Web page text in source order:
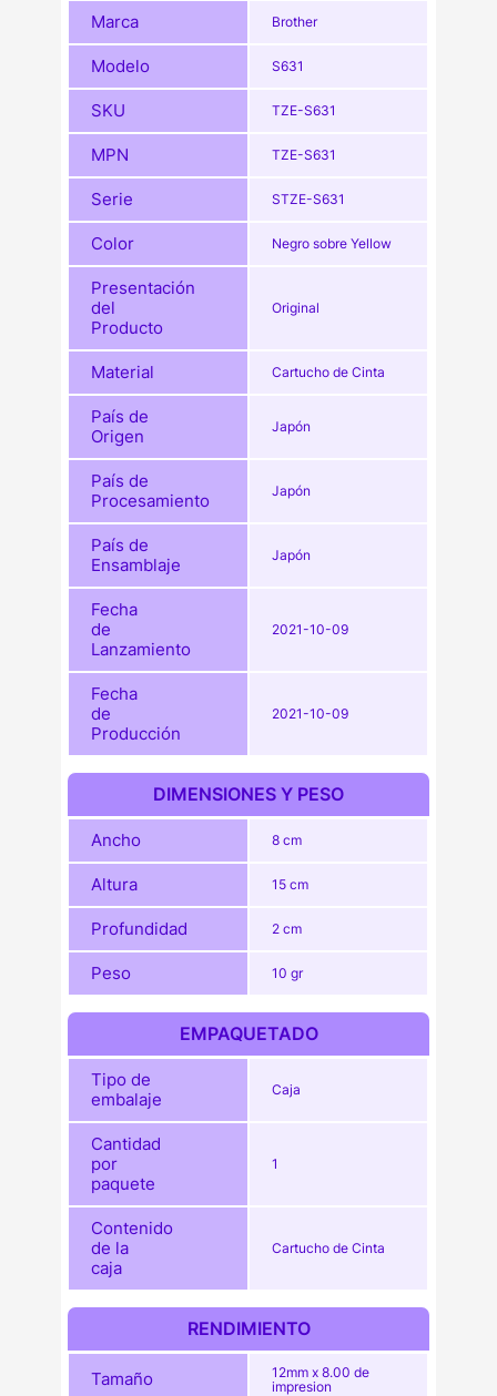
Marca Brother
Modelo S631
SKU TZE-S631
MPN TZE-S631
Serie STZE-S631
Color Negro sobre Yellow
Presentación
del
Producto
Original
Material Cartucho de Cinta
País de
Origen
Japón
País de
Procesamiento
Japón
País de
Ensamblaje
Japón
Fecha
de
Lanzamiento
2021-10-09
Fecha
de
Producción
2021-10-09
DIMENSIONES Y PESO
Ancho 8 cm
Altura 15 cm
Profundidad 2 cm
Peso 10 gr
EMPAQUETADO
Tipo de
embalaje
Caja
Cantidad
por
paquete
1
Contenido
de la
caja
Cartucho de Cinta
RENDIMIENTO
Tamaño
12mm x 8.00 de
impresion